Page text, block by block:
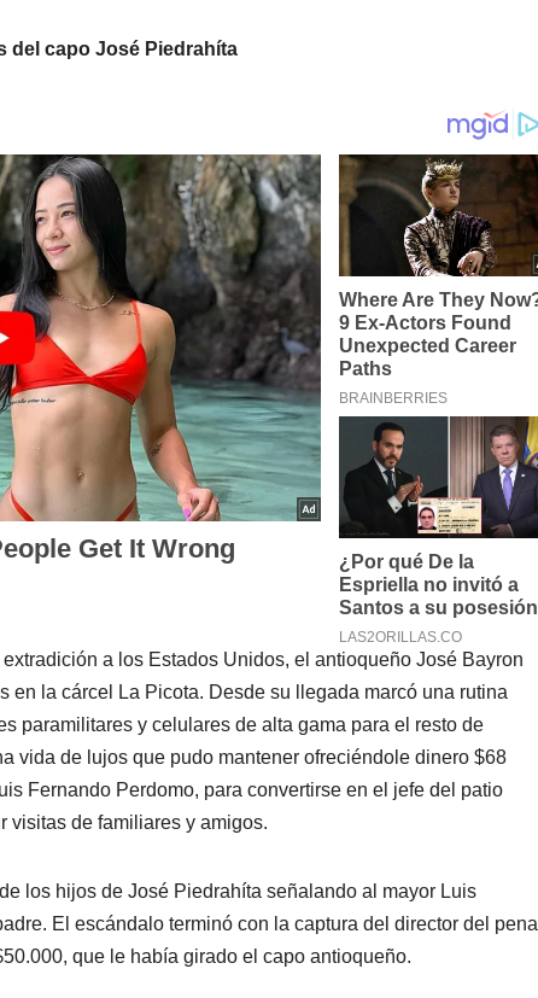
del capo José Piedrahíta
a los Estados Unidos, el antioqueño José Bayron
en la cárcel La Picota. Desde su llegada marcó una rutina
paramilitares y celulares de alta gama para el resto de
vida de lujos que pudo mantener ofreciéndole dinero $68
Fernando Perdomo, para convertirse en el jefe del patio
visitas de familiares y amigos.
los hijos de José Piedrahíta señalando al mayor Luis
El escándalo terminó con la captura del director del penal
que le había girado el capo antioqueño.